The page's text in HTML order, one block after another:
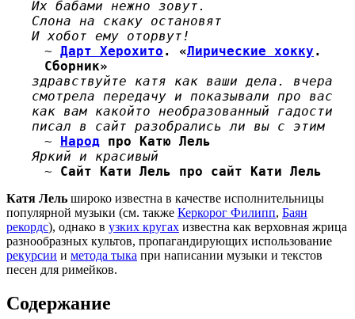
Их бабами нежно зовут.
Слона на скаку остановят
И хобот ему оторвут!
~ Дарт Херохито . «Лирические хокку .
Сборник»
здравствуйте катя как ваши дела. вчера
смотрела передачу и показывали про вас
как вам какойто необразованный гадости
писал в сайт разобрались ли вы с этим
~ Народ про Катю Лель
Яркий и красивый
~ Сайт Кати Лель про сайт Кати Лель
Катя Лель широко известна в качестве исполнительницы
популярной музыки (см. также Керкорог Филипп, Баян
рекордс), однако в узких кругах известна как верховная жрица
разнообразных культов, пропагандирующих использование
рекурсии и метода тыка при написании музыки и текстов
песен для римейков.
Содержание